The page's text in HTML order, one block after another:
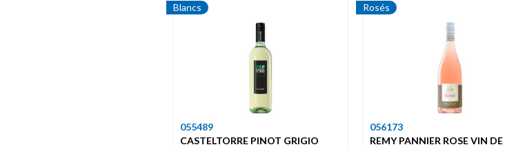
Blancs
055489
CASTELTORRE PINOT GRIGIO
Rosés
056173
REMY PANNIER ROSE VIN DE